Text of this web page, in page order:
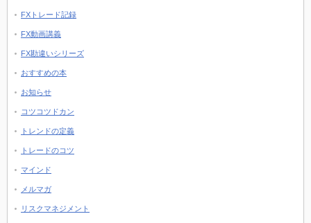
FXトレード記録
FX動画講義
FX勘違いシリーズ
おすすめの本
お知らせ
コツコツドカン
トレンドの定義
トレードのコツ
マインド
メルマガ
リスクマネジメント